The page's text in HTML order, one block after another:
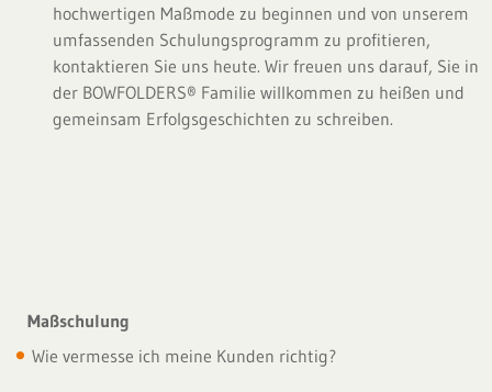
hochwertigen Maßmode zu beginnen und von unserem
umfassenden Schulungsprogramm zu profitieren,
kontaktieren Sie uns heute. Wir freuen uns darauf, Sie in
der BOWFOLDERS® Familie willkommen zu heißen und
gemeinsam Erfolgsgeschichten zu schreiben.
Maßschulung
Wie vermesse ich meine Kunden richtig?